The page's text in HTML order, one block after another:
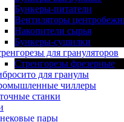
Бункеры-питатели
Вентиляторы
Накопители сырья
Бункеры-сушилки
для грануляторов
Стренгорезы фрезерные
для гранулы
чиллеры
станки
пары